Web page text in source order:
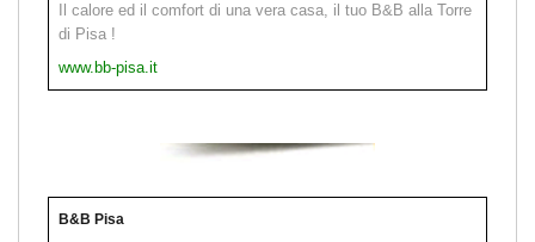
Il calore ed il comfort di una vera casa, il tuo B&B alla Torre
di Pisa !
www.bb-pisa.it
B&B Pisa